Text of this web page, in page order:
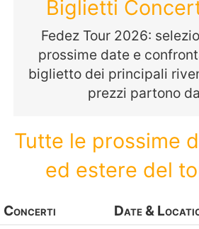
Biglietti
Fedez Tour 2026:
prossime date e
biglietto dei principali
prezzi partono
Tutte le prossime
ed estere del
Concerti Date &